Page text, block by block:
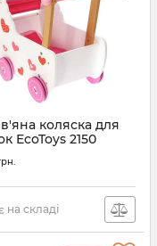
коляска для
EcoToys 2150
на складі